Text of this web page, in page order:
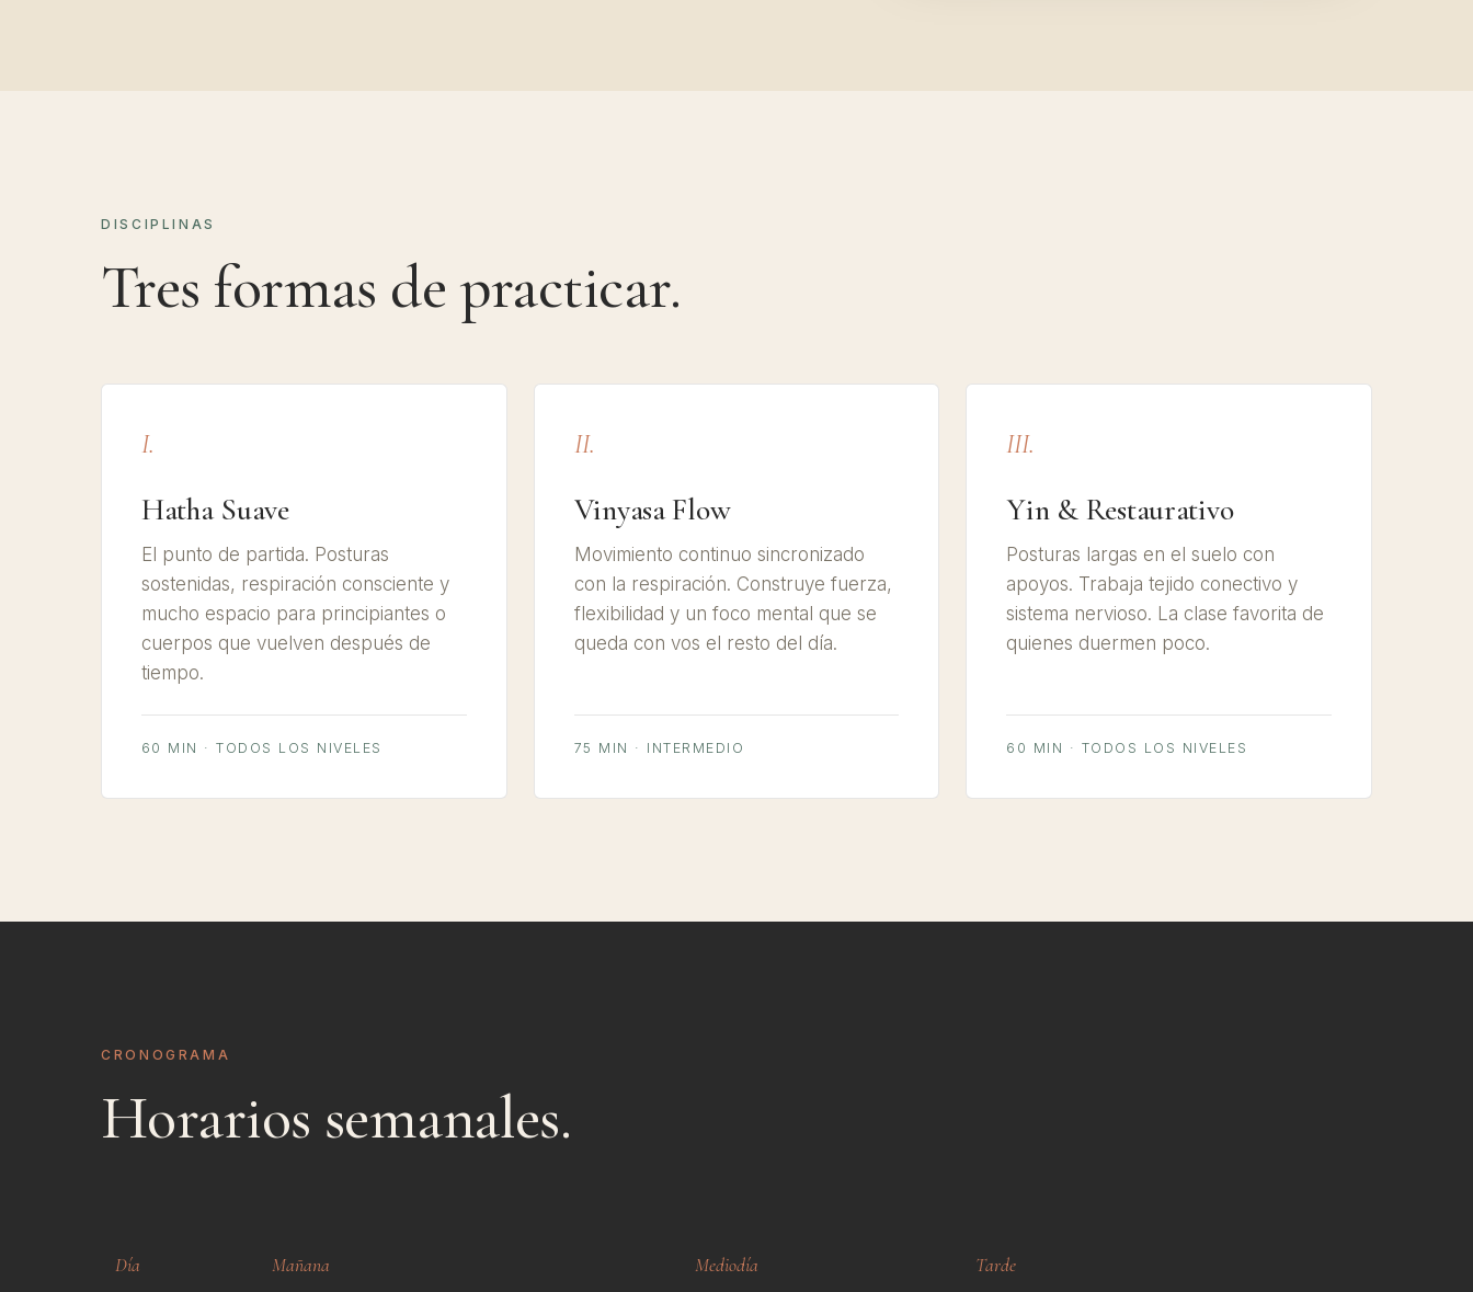
DISCIPLINAS
Tres formas de practicar.
I.
Hatha Suave
El punto de partida. Posturas
sostenidas, respiración consciente y
mucho espacio para principiantes o
cuerpos que vuelven después de
tiempo.
60 MIN · TODOS LOS NIVELES
II.
Vinyasa Flow
Movimiento continuo sincronizado
con la respiración. Construye fuerza,
flexibilidad y un foco mental que se
queda con vos el resto del día.
75 MIN · INTERMEDIO
III.
Yin & Restaurativo
Posturas largas en el suelo con
apoyos. Trabaja tejido conectivo y
sistema nervioso. La clase favorita de
quienes duermen poco.
60 MIN · TODOS LOS NIVELES
CRONOGRAMA
Horarios semanales.
Día Mañana Mediodía Tarde